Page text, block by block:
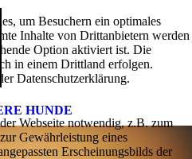
HUNDE
um Besuchern ein optimales
Inhalte von Drittanbietern werden
Option aktiviert ist. Die
in einem Drittland erfolgen.
Datenschutzerklärung.
Webseite notwendig, z.B. zum
Gewährleistung eines
Erscheinungsbilds der